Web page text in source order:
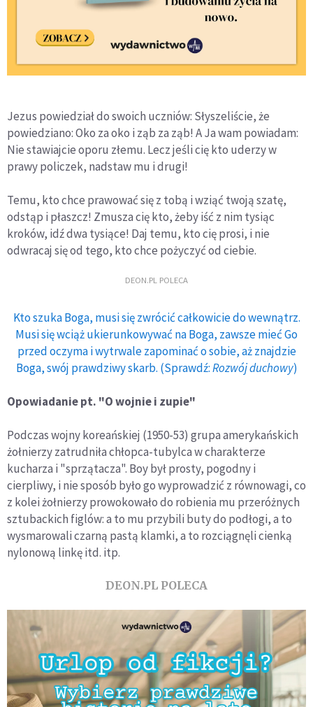
Jezus powiedział do swoich uczniów: Słyszeliście, że
powiedziano: Oko za oko i ząb za ząb! A Ja wam powiadam:
Nie stawiajcie oporu złemu. Lecz jeśli cię kto uderzy w
prawy policzek, nadstaw mu i drugi!
Temu, kto chce prawować się z tobą i wziąć twoją szatę,
odstąp i płaszcz! Zmusza cię kto, żeby iść z nim tysiąc
kroków, idź dwa tysiące! Daj temu, kto cię prosi, i nie
odwracaj się od tego, kto chce pożyczyć od ciebie.
DEON.PL POLECA
Kto szuka Boga, musi się zwrócić całkowicie do wewnątrz.
Musi się wciąż ukierunkowywać na Boga, zawsze mieć Go
przed oczyma i wytrwale zapominać o sobie, aż znajdzie
Boga, swój prawdziwy skarb. (Sprawdź:Rozwój duchowy)
Opowiadanie pt. "O wojnie i zupie"
Podczas wojny koreańskiej (1950-53) grupa amerykańskich
żołnierzy zatrudniła chłopca-tubylca w charakterze
kucharza i "sprzątacza". Boy był prosty, pogodny i
cierpliwy, i nie sposób było go wyprowadzić z równowagi, co
z kolei żołnierzy prowokowało do robienia mu przeróżnych
sztubackich figlów: a to mu przybili buty do podłogi, a to
wysmarowali czarną pastą klamki, a to rozciągnęli cienką
nylonową linkę itd. itp.
DEON.PL POLECA